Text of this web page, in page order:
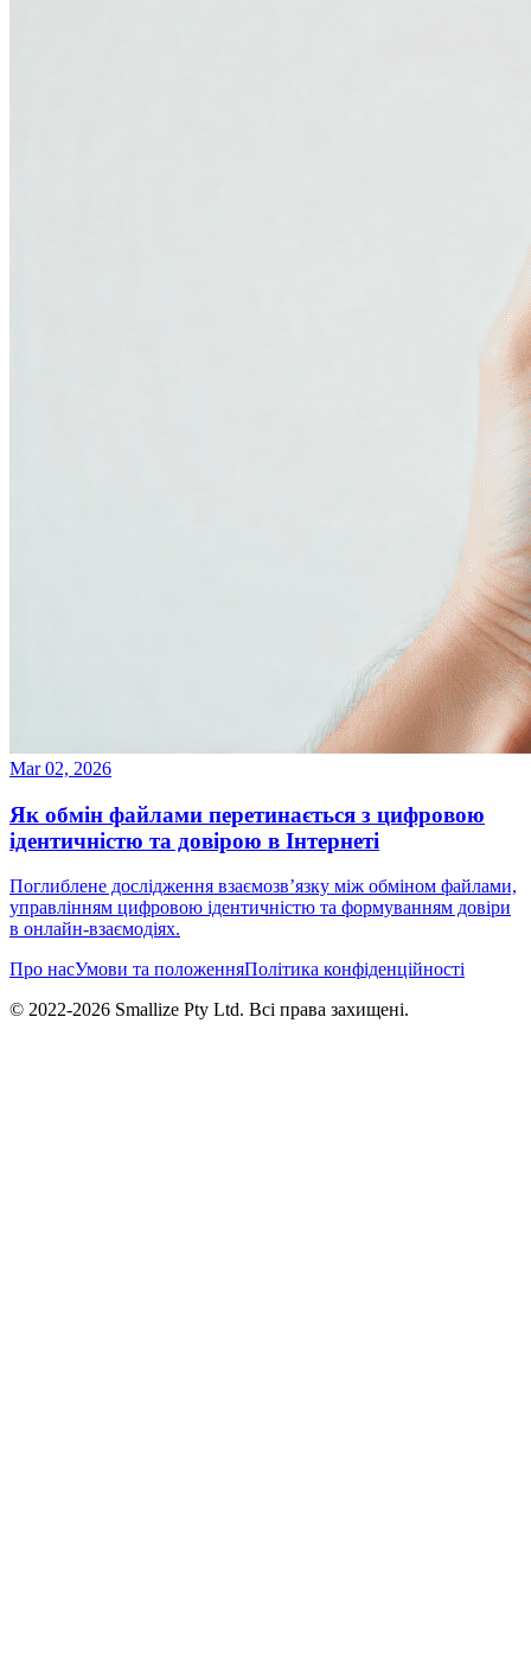
Mar 02, 2026
Як обмін файлами перетинається з цифровою
ідентичністю та довірою в Інтернеті
Поглиблене дослідження взаємозв’язку між обміном файлами,
управлінням цифровою ідентичністю та формуванням довіри
в онлайн-взаємодіях.
Про насУмови та положенняПолітика конфіденційності
© 2022-2026 Smallize Pty Ltd. Всі права захищені.